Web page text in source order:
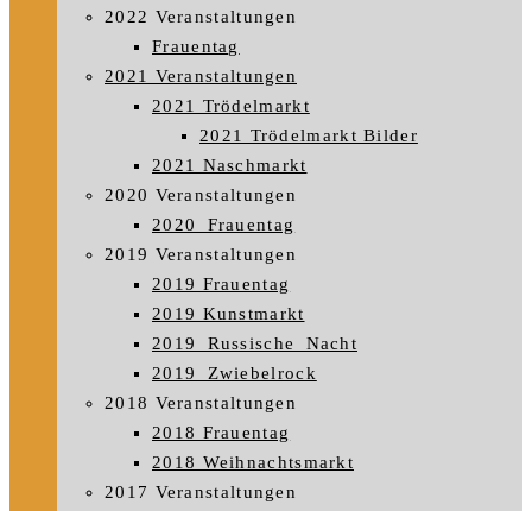
2022 Veranstaltungen
Frauentag
2021 Veranstaltungen
2021 Trödelmarkt
2021 Trödelmarkt Bilder
2021 Naschmarkt
2020 Veranstaltungen
2020_Frauentag
2019 Veranstaltungen
2019 Frauentag
2019 Kunstmarkt
2019_Russische_Nacht
2019_Zwiebelrock
2018 Veranstaltungen
2018 Frauentag
2018 Weihnachtsmarkt
2017 Veranstaltungen